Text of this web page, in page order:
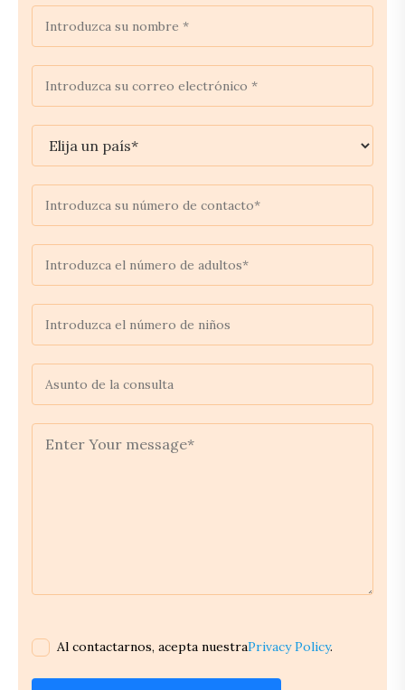
Al contactarnos, acepta nuestraPrivacy Policy.